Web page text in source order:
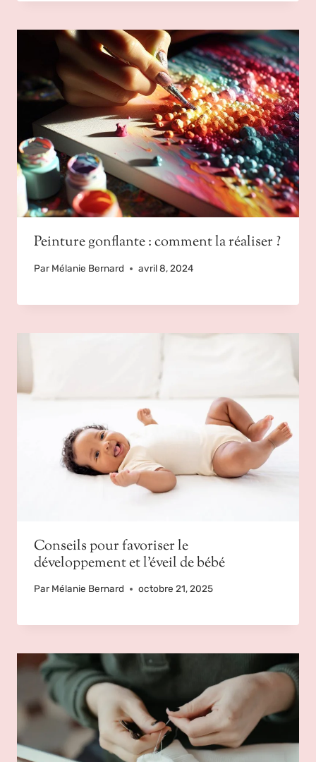
Peinture gonflante : comment la réaliser ?
Par Mélanie Bernard avril 8, 2024
Conseils pour favoriser le
développement et l’éveil de bébé
Par Mélanie Bernard octobre 21, 2025